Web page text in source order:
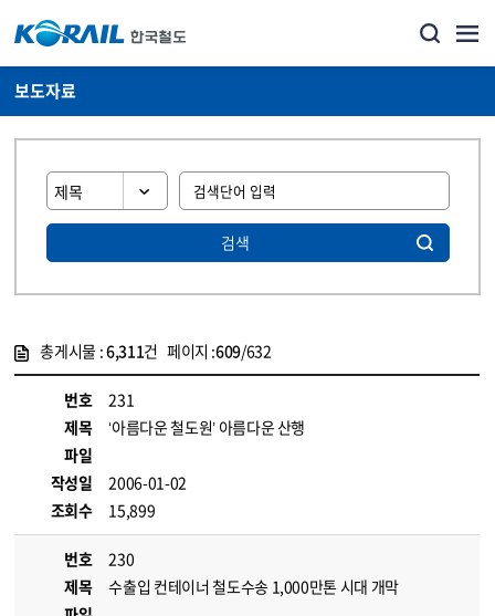
보도자료
검색
총게시물 :6,311건 페이지 :609/632
번호
231
제목
‘아름다운 철도원’ 아름다운 산행
파일
작성일
2006-01-02
조회수
15,899
번호
230
제목
수출입 컨테이너 철도수송 1,000만톤 시대 개막